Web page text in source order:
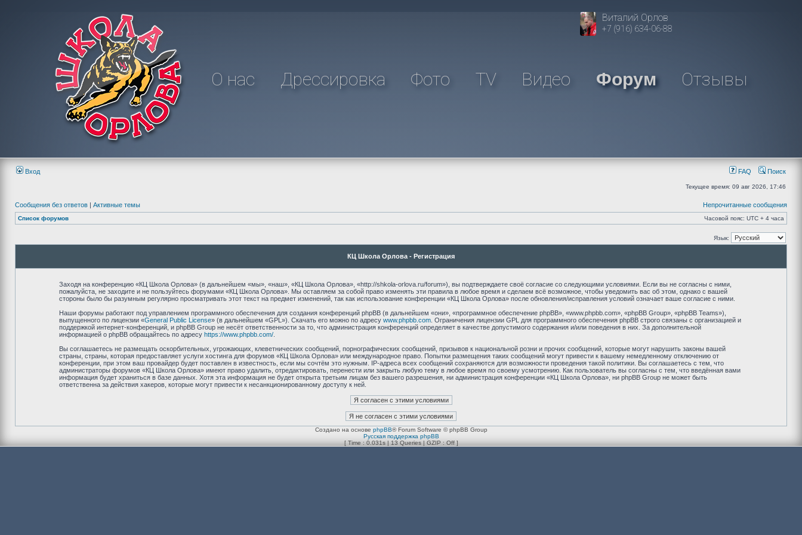
Виталий Орлов
+7 (916) 634-06-88
О нас Дрессировка Фото TV Видео Форум Отзывы
Вход FAQ Поиск
Текущее время: 09 авг 2026, 17:46
Сообщения без ответов | Активные темы Непрочитанные сообщения
Список форумов Часовой пояс: UTC + 4 часа
Язык:
КЦ Школа Орлова - Регистрация
Заходя на конференцию «КЦ Школа Орлова» (в дальнейшем «мы», «наш», «КЦ Школа Орлова», «http://shkola-orlova.ru/forum»), вы подтверждаете своё согласие со следующими условиями. Если вы не согласны с ними,
пожалуйста, не заходите и не пользуйтесь форумами «КЦ Школа Орлова». Мы оставляем за собой право изменять эти правила в любое время и сделаем всё возможное, чтобы уведомить вас об этом, однако с вашей
стороны было бы разумным регулярно просматривать этот текст на предмет изменений, так как использование конференции «КЦ Школа Орлова» после обновления/исправления условий означает ваше согласие с ними.
Наши форумы работают под управлением программного обеспечения для создания конференций phpBB (в дальнейшем «они», «программное обеспечение phpBB», «www.phpbb.com», «phpBB Group», «phpBB Teams»),
выпущенного по лицензии «General Public License» (в дальнейшем «GPL»). Скачать его можно по адресу www.phpbb.com. Ограничения лицензии GPL для программного обеспечения phpBB строго связаны с организацией и
поддержкой интернет-конференций, и phpBB Group не несёт ответственности за то, что администрация конференций определяет в качестве допустимого содержания и/или поведения в них. За дополнительной
информацией о phpBB обращайтесь по адресу https://www.phpbb.com/.
Вы соглашаетесь не размещать оскорбительных, угрожающих, клеветнических сообщений, порнографических сообщений, призывов к национальной розни и прочих сообщений, которые могут нарушить законы вашей
страны, страны, которая предоставляет услуги хостинга для форумов «КЦ Школа Орлова» или международное право. Попытки размещения таких сообщений могут привести к вашему немедленному отключению от
конференции, при этом ваш провайдер будет поставлен в известность, если мы сочтём это нужным. IP-адреса всех сообщений сохраняются для возможности проведения такой политики. Вы соглашаетесь с тем, что
администраторы форумов «КЦ Школа Орлова» имеют право удалить, отредактировать, перенести или закрыть любую тему в любое время по своему усмотрению. Как пользователь вы согласны с тем, что введённая вами
информация будет храниться в базе данных. Хотя эта информация не будет открыта третьим лицам без вашего разрешения, ни администрация конференции «КЦ Школа Орлова», ни phpBB Group не может быть
ответственна за действия хакеров, которые могут привести к несанкционированному доступу к ней.
Создано на основе phpBB® Forum Software © phpBB Group
Русская поддержка phpBB
[ Time : 0.031s | 13 Queries | GZIP : Off ]